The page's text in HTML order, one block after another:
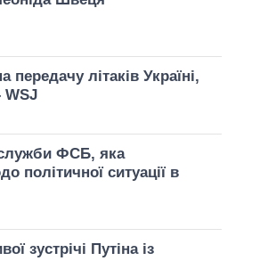
літаків Україні,
WSJ
служби ФСБ, яка
політичної ситуації в
зустрічі Путіна із